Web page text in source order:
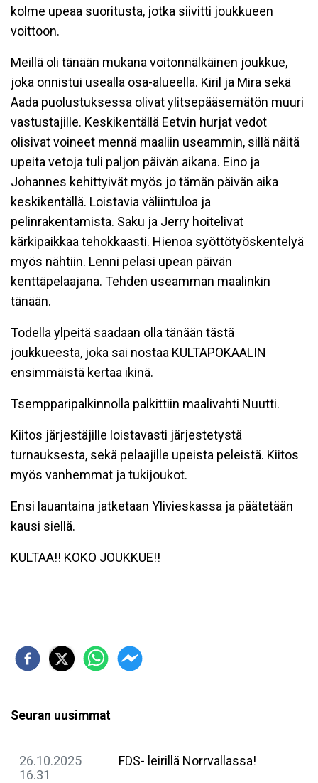
kolme upeaa suoritusta, jotka siivitti joukkueen
voittoon.
Meillä oli tänään mukana voitonnälkäinen joukkue,
joka onnistui usealla osa-alueella. Kiril ja Mira sekä
Aada puolustuksessa olivat ylitsepääsemätön muuri
vastustajille. Keskikentällä Eetvin hurjat vedot
olisivat voineet mennä maaliin useammin, sillä näitä
upeita vetoja tuli paljon päivän aikana. Eino ja
Johannes kehittyivät myös jo tämän päivän aika
keskikentällä. Loistavia väliintuloa ja
pelinrakentamista. Saku ja Jerry hoitelivat
kärkipaikkaa tehokkaasti. Hienoa syöttötyöskentelyä
myös nähtiin. Lenni pelasi upean päivän
kenttäpelaajana. Tehden useamman maalinkin
tänään.
Todella ylpeitä saadaan olla tänään tästä
joukkueesta, joka sai nostaa KULTAPOKAALIN
ensimmäistä kertaa ikinä.
Tsempparipalkinnolla palkittiin maalivahti Nuutti.
Kiitos järjestäjille loistavasti järjestetystä
turnauksesta, sekä pelaajille upeista peleistä. Kiitos
myös vanhemmat ja tukijoukot.
Ensi lauantaina jatketaan Ylivieskassa ja päätetään
kausi siellä.
KULTAA!! KOKO JOUKKUE!!
Seuran uusimmat
26.10.2025
16.31
FDS- leirillä Norrvallassa!